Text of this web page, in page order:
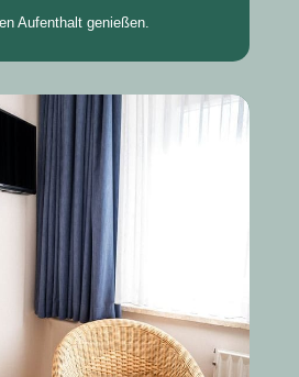
Aufenthalt genießen.